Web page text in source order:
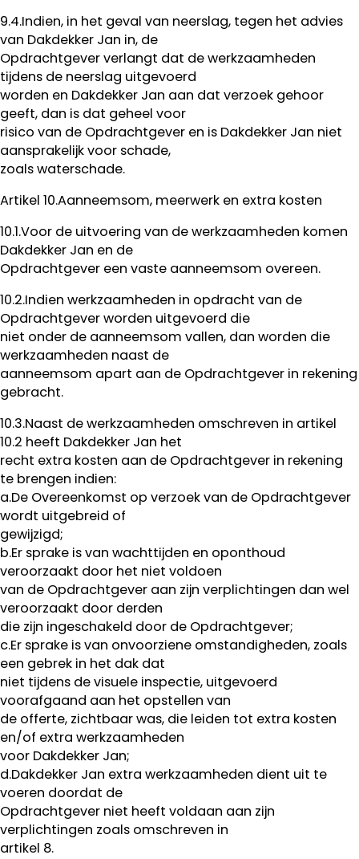
9.4.Indien, in het geval van neerslag, tegen het advies
van Dakdekker Jan in, de
Opdrachtgever verlangt dat de werkzaamheden
tijdens de neerslag uitgevoerd
worden en Dakdekker Jan aan dat verzoek gehoor
geeft, dan is dat geheel voor
risico van de Opdrachtgever en is Dakdekker Jan niet
aansprakelijk voor schade,
zoals waterschade.
Artikel 10.Aanneemsom, meerwerk en extra kosten
10.1.Voor de uitvoering van de werkzaamheden komen
Dakdekker Jan en de
Opdrachtgever een vaste aanneemsom overeen.
10.2.Indien werkzaamheden in opdracht van de
Opdrachtgever worden uitgevoerd die
niet onder de aanneemsom vallen, dan worden die
werkzaamheden naast de
aanneemsom apart aan de Opdrachtgever in rekening
gebracht.
10.3.Naast de werkzaamheden omschreven in artikel
10.2 heeft Dakdekker Jan het
recht extra kosten aan de Opdrachtgever in rekening
te brengen indien:
a.De Overeenkomst op verzoek van de Opdrachtgever
wordt uitgebreid of
gewijzigd;
b.Er sprake is van wachttijden en oponthoud
veroorzaakt door het niet voldoen
van de Opdrachtgever aan zijn verplichtingen dan wel
veroorzaakt door derden
die zijn ingeschakeld door de Opdrachtgever;
c.Er sprake is van onvoorziene omstandigheden, zoals
een gebrek in het dak dat
niet tijdens de visuele inspectie, uitgevoerd
voorafgaand aan het opstellen van
de offerte, zichtbaar was, die leiden tot extra kosten
en/of extra werkzaamheden
voor Dakdekker Jan;
d.Dakdekker Jan extra werkzaamheden dient uit te
voeren doordat de
Opdrachtgever niet heeft voldaan aan zijn
verplichtingen zoals omschreven in
artikel 8.